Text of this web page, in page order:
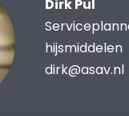
Dirk Pul
hijsmiddelen
dirk@asav.nl